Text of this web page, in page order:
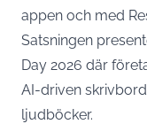
appen och med
Satsningen
Day 2026 där
AI-driven
ljudböcker.